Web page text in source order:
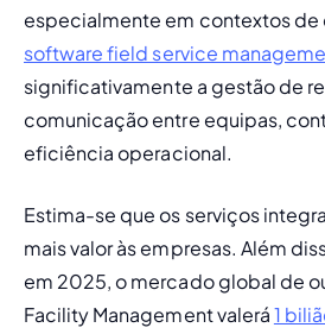
software field service
significativamente a gestão de
comunicação entre equipas,
eficiência operacional.
Estima-se que os serviços
mais valor às empresas. Além
em 2025, o mercado global de
Facility Management valerá 1